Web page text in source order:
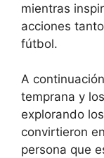
mientras
acciones
fútbol.
A
temprana y
explorando
convirtieron
persona que